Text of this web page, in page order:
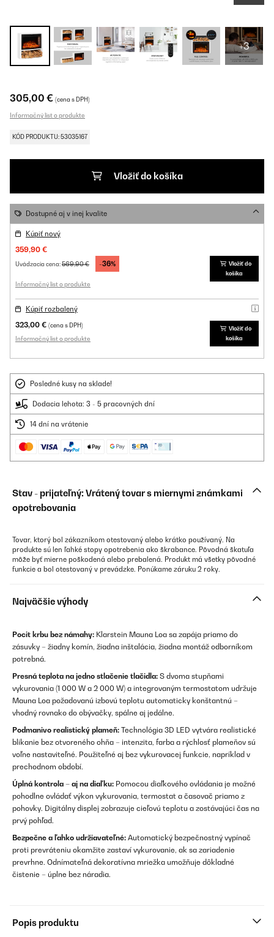
+3
305,00 € (cena s DPH)
Informačný list o produkte
KÓD PRODUKTU: 53035167
Vložiť do košíka
Dostupné aj v inej kvalite
Kúpiť nový
359,90 €
Uvádzacia cena:569,90 € -36%
Informačný list o produkte
Vložiť do
košíka
Kúpiť rozbalený
323,00 € (cena s DPH)
Informačný list o produkte
Vložiť do
košíka
Posledné kusy na sklade!
Dodacia lehota: 3 - 5 pracovných dní
14 dní na vrátenie
Stav - prijateľný: Vrátený tovar s miernymi známkami
opotrebovania
Tovar, ktorý bol zákazníkom otestovaný alebo krátko používaný. Na
produkte sú len ľahké stopy opotrebenia ako škrabance. Pôvodná škatuľa
môže byť mierne poškodená alebo prebalená. Produkt má všetky pôvodné
funkcie a bol otestovaný v prevádzke. Ponúkame záruku 2 roky.
Najväčšie výhody
Pocit krbu bez námahy: Klarstein Mauna Loa sa zapája priamo do
zásuvky – žiadny komín, žiadna inštalácia, žiadna montáž odborníkom
potrebná.
Presná teplota na jedno stlačenie tlačidla: S dvoma stupňami
vykurovania (1 000 W a 2 000 W) a integrovaným termostatom udržuje
Mauna Loa požadovanú izbovú teplotu automaticky konštantnú –
vhodný rovnako do obývačky, spálne aj jedálne.
Podmanivo realistický plameň: Technológia 3D LED vytvára realistické
blikanie bez otvoreného ohňa – intenzita, farba a rýchlosť plameňov sú
voľne nastaviteľné. Použiteľné aj bez vykurovacej funkcie, napríklad v
prechodnom období.
Úplná kontrola – aj na diaľku: Pomocou diaľkového ovládania je možné
pohodlne ovládať výkon vykurovania, termostat a časovač priamo z
pohovky. Digitálny displej zobrazuje cieľovú teplotu a zostávajúci čas na
prvý pohľad.
Bezpečne a ľahko udržiavateľné: Automatický bezpečnostný vypínač
proti prevráteniu okamžite zastaví vykurovanie, ak sa zariadenie
prevrhne. Odnímateľná dekoratívna mriežka umožňuje dôkladné
čistenie – úplne bez náradia.
Popis produktu